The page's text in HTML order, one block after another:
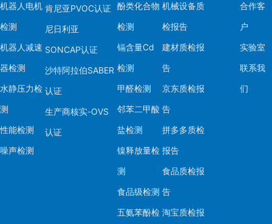
机器人电机
检测
机器人减速
器检测
水静压力检
测
性能检测
噪声检测
肯尼亚PVOC认证
尼日利亚
SONCAP认证
沙特阿拉伯SABER
认证
生产商核实-OVS
认证
酚类化合物
检测
镉含量Cd
检测
甲醛检测
邻苯二甲酸
盐检测
镍释放量检
测
食品级检测
五氨苯酚检
机械设备质
检报告
建材质检报
告
京东质检报
告
拼多多质检
报告
食品质检报
告
淘宝质检报
合作客
户
实验室
联系我
们